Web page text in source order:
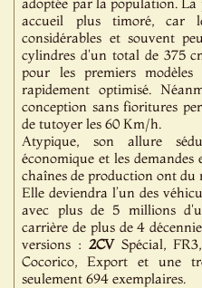
accueil plus timoré, car
considérables et souvent
cylindres d'un total de 375
pour les premiers
rapidement optimisé.
conception sans fioritures
de tutoyer les 60 Km/h.
Atypique, son allure
économique et les
chaînes de production ont du
Elle deviendra l’un des
avec plus de 5 millions
carrière de plus de 4
versions :2CVSpécial,
Cocorico, Export et une
seulement 694 exemplaires.